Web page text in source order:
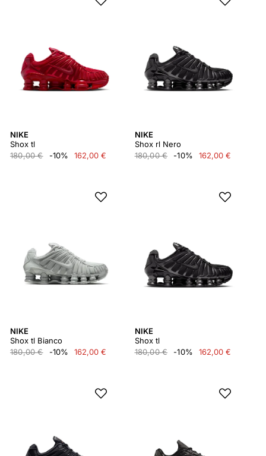
NIKE
Shox tl
180,00 €
-10% 162,00 €
NIKE
Shox rl Nero
180,00 €
-10% 162,00 €
NIKE
Shox tl Bianco
180,00 €
-10% 162,00 €
NIKE
Shox tl
180,00 €
-10% 162,00 €